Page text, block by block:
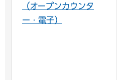
（オープンカウンタ
ー・電子）